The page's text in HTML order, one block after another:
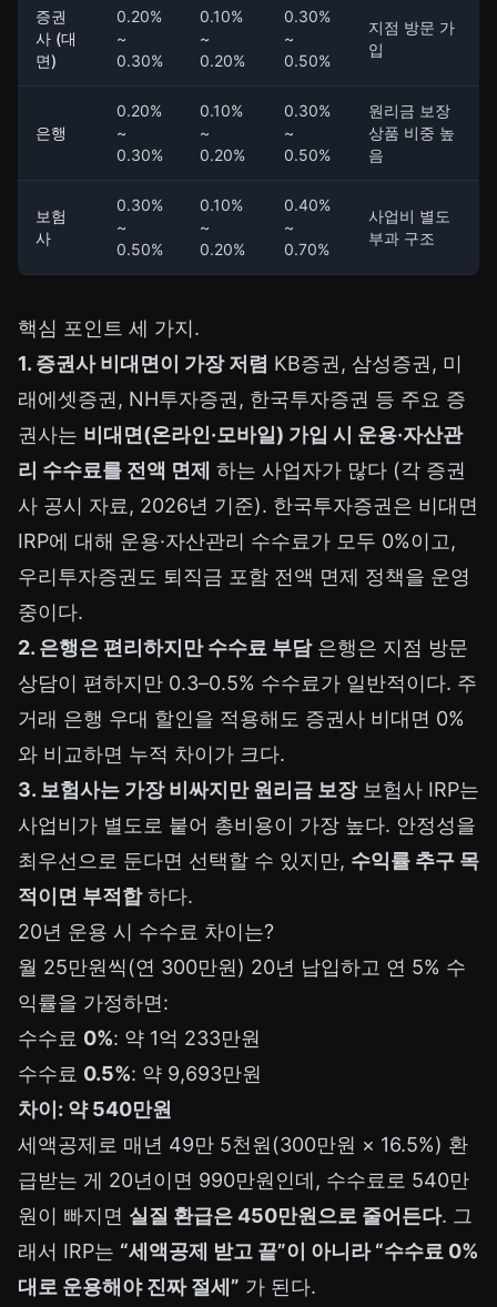
증권
사 (대
면)
0.20%
~
0.30%
0.10%
~
0.20%
0.30%
~
0.50%
지점 방문 가
입
은행
0.20%
~
0.30%
0.10%
~
0.20%
0.30%
~
0.50%
원리금 보장
상품 비중 높
음
보험
사
0.30%
~
0.50%
0.10%
~
0.20%
0.40%
~
0.70%
사업비 별도
부과 구조
핵심 포인트 세 가지.
1. 증권사 비대면이 가장 저렴 KB증권, 삼성증권, 미
래에셋증권, NH투자증권, 한국투자증권 등 주요 증
권사는 비대면(온라인·모바일) 가입 시 운용·자산관
리 수수료를 전액 면제 하는 사업자가 많다 (각 증권
사 공시 자료, 2026년 기준). 한국투자증권은 비대면
IRP에 대해 운용·자산관리 수수료가 모두 0%이고,
우리투자증권도 퇴직금 포함 전액 면제 정책을 운영
중이다.
2. 은행은 편리하지만 수수료 부담은행은 지점 방문
상담이 편하지만 0.3–0.5% 수수료가 일반적이다. 주
거래 은행 우대 할인을 적용해도 증권사 비대면 0%
와 비교하면 누적 차이가 크다.
3. 보험사는 가장 비싸지만 원리금 보장보험사 IRP는
사업비가 별도로 붙어 총비용이 가장 높다. 안정성을
최우선으로 둔다면 선택할 수 있지만, 수익률 추구 목
적이면 부적합하다.
20년 운용 시 수수료 차이는?
월 25만원씩(연 300만원) 20년 납입하고 연 5% 수
익률을 가정하면:
수수료 0%: 약 1억 233만원
수수료 0.5%: 약 9,693만원
차이: 약 540만원
세액공제로 매년 49만 5천원(300만원 × 16.5%) 환
급받는 게 20년이면 990만원인데, 수수료로 540만
원이 빠지면 실질 환급은 450만원으로 줄어든다. 그
래서 IRP는 “세액공제 받고 끝”이 아니라 “수수료 0%
대로 운용해야 진짜 절세” 가 된다.